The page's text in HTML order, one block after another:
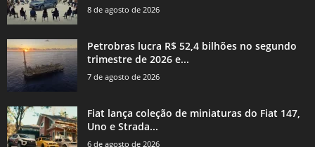
8 de agosto de 2026
Petrobras lucra R$ 52,4 bilhões no segundo
trimestre de 2026 e...
7 de agosto de 2026
Fiat lança coleção de miniaturas do Fiat 147,
Uno e Strada...
6 de agosto de 2026